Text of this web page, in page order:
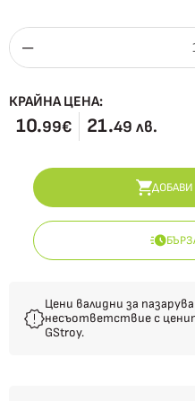
КРАЙНА ЦЕНА:
10.99€ 21.49 лв.
ДОБАВИ
Цени валидни за
несъответствие с
GStroy.